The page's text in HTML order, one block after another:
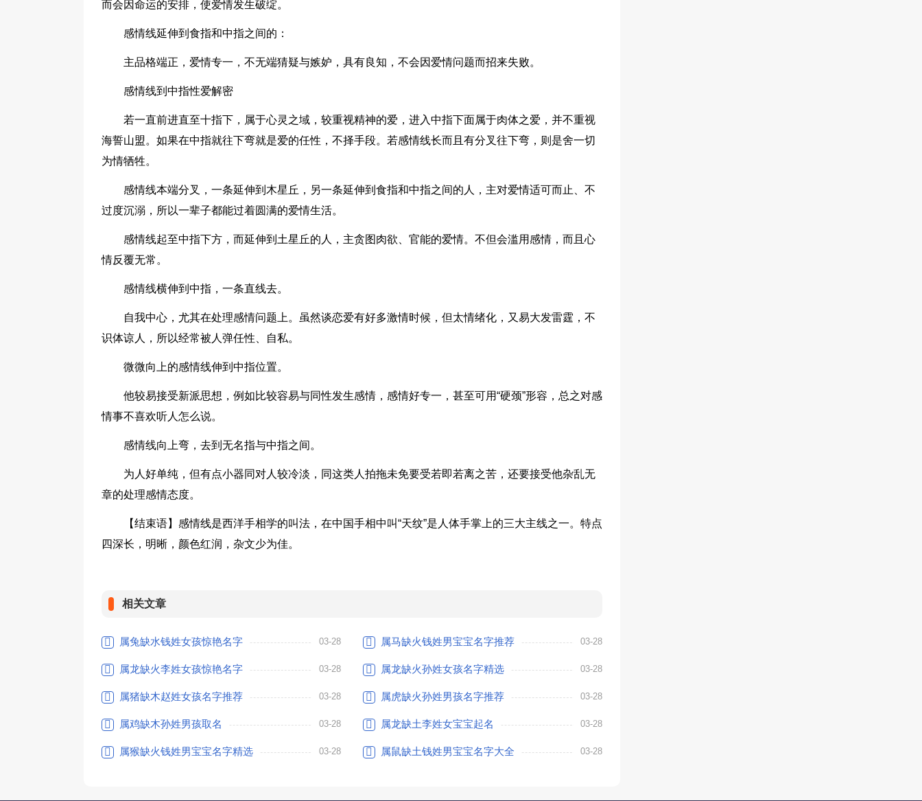
而会因命运的安排，使爱情发生破绽。
感情线延伸到食指和中指之间的：
主品格端正，爱情专一，不无端猜疑与嫉妒，具有良知，不会因爱情问题而招来失败。
感情线到中指性爱解密
若一直前进直至十指下，属于心灵之域，较重视精神的爱，进入中指下面属于肉体之爱，并不重视
海誓山盟。如果在中指就往下弯就是爱的任性，不择手段。若感情线长而且有分叉往下弯，则是舍一切
为情牺牲。
感情线本端分叉，一条延伸到木星丘，另一条延伸到食指和中指之间的人，主对爱情适可而止、不
过度沉溺，所以一辈子都能过着圆满的爱情生活。
感情线起至中指下方，而延伸到土星丘的人，主贪图肉欲、官能的爱情。不但会滥用感情，而且心
情反覆无常。
感情线横伸到中指，一条直线去。
自我中心，尤其在处理感情问题上。虽然谈恋爱有好多激情时候，但太情绪化，又易大发雷霆，不
识体谅人，所以经常被人弹任性、自私。
微微向上的感情线伸到中指位置。
他较易接受新派思想，例如比较容易与同性发生感情，感情好专一，甚至可用“硬颈”形容，总之对感
情事不喜欢听人怎么说。
感情线向上弯，去到无名指与中指之间。
为人好单纯，但有点小器同对人较冷淡，同这类人拍拖未免要受若即若离之苦，还要接受他杂乱无
章的处理感情态度。
【结束语】感情线是西洋手相学的叫法，在中国手相中叫“天纹”是人体手掌上的三大主线之一。特点
四深长，明晰，颜色红润，杂文少为佳。
相关文章
属兔缺水钱姓女孩惊艳名字 03-28 属马缺火钱姓男宝宝名字推荐 03-28
属龙缺火李姓女孩惊艳名字 03-28 属龙缺火孙姓女孩名字精选 03-28
属猪缺木赵姓女孩名字推荐 03-28 属虎缺火孙姓男孩名字推荐 03-28
属鸡缺木孙姓男孩取名 03-28 属龙缺土李姓女宝宝起名 03-28
属猴缺火钱姓男宝宝名字精选 03-28 属鼠缺土钱姓男宝宝名字大全 03-28